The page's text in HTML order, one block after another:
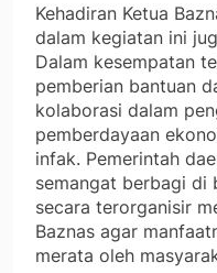
Kehadiran Ketua
dalam kegiatan ini
Dalam kesempatan
pemberian bantuan
kolaborasi dalam
pemberdayaan
infak. Pemerintah
semangat berbagi di
secara terorganisir
Baznas agar
merata oleh